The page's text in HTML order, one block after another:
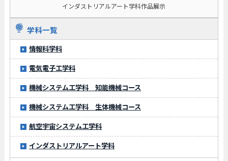
インダストリアルアート学科作品展示
学科一覧
情報科学科
電気電子工学科
機械システム工学科 知能機械コース
機械システム工学科 生体機械コース
航空宇宙システム工学科
インダストリアルアート学科